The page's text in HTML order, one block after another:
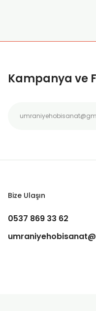
Ürün fiyatı diğer
Kampanya ve
Bize Ulaşın
0537 869 33 62